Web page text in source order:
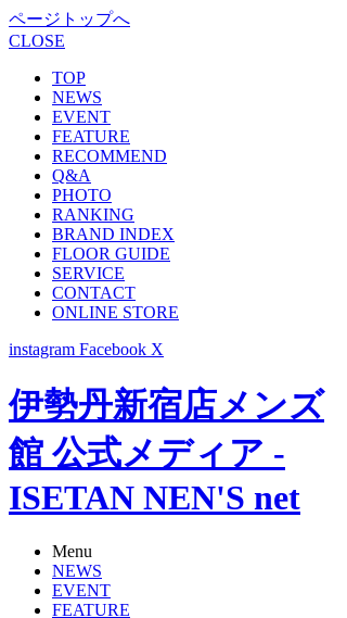
ページトップへ
CLOSE
TOP
NEWS
EVENT
FEATURE
RECOMMEND
Q&A
PHOTO
RANKING
BRAND INDEX
FLOOR GUIDE
SERVICE
CONTACT
ONLINE STORE
instagram Facebook X
伊勢丹新宿店メンズ
館 公式メディア -
ISETAN NEN'S net
Menu
NEWS
EVENT
FEATURE